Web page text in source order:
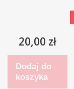
20,00 zł
Dodaj do
koszyka